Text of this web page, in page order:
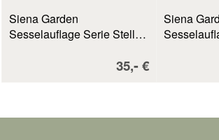
Siena Garden
Sesselauflage Serie Stella
Verkaufspreis:
35,- €
Siena